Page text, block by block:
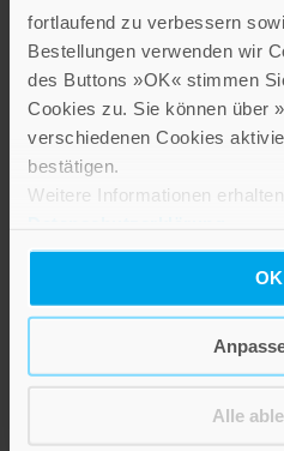
fortlaufend zu verbessern
Bestellungen verwenden wir
des Buttons »OK« stimmen
Cookies zu. Sie können über
verschiedenen Cookies
bestätigen.
Weitere Informationen
OK
Alle
Lichtpunkte